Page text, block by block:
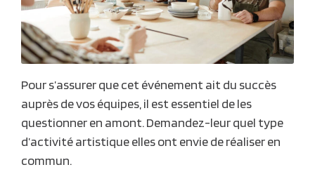
Pour s’assurer que cet événement ait du succès
auprès de vos équipes, il est essentiel de les
questionner en amont. Demandez-leur quel type
d’activité artistiqueelles ont envie de réaliser en
commun.